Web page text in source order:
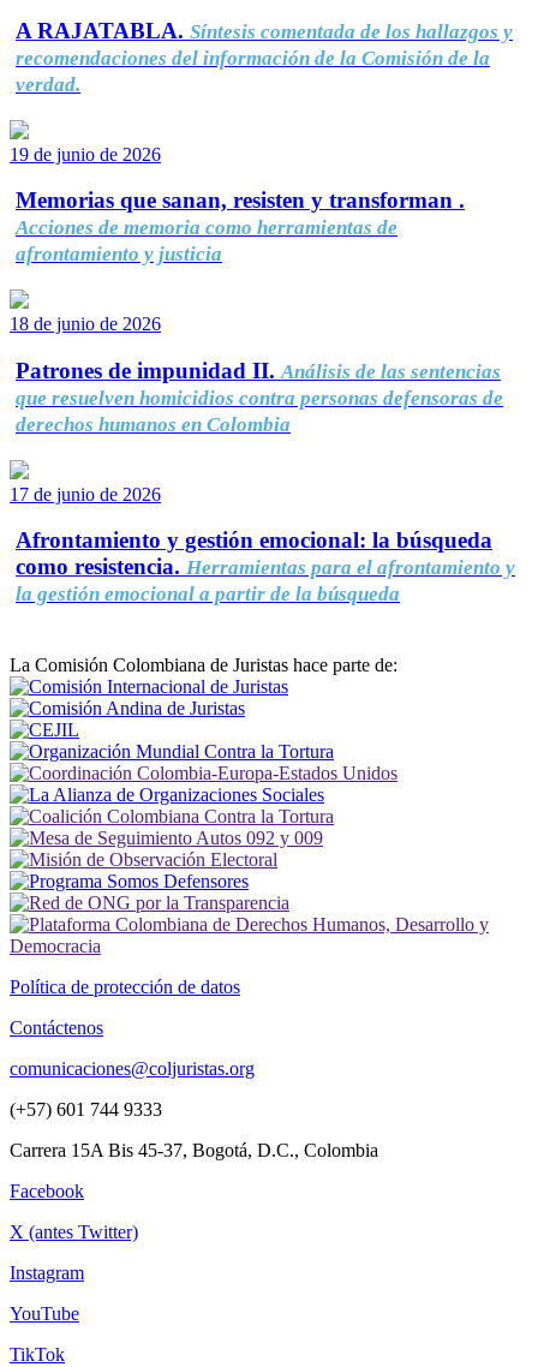
A RAJATABLA. Síntesis comentada de los hallazgos y
recomendaciones del información de la Comisión de la
verdad.
19 de junio de 2026
Memorias que sanan, resisten y transforman .
Acciones de memoria como herramientas de
afrontamiento y justicia
18 de junio de 2026
Patrones de impunidad II. Análisis de las sentencias
que resuelven homicidios contra personas defensoras de
derechos humanos en Colombia
17 de junio de 2026
Afrontamiento y gestión emocional: la búsqueda
como resistencia. Herramientas para el afrontamiento y
la gestión emocional a partir de la búsqueda
La Comisión Colombiana de Juristas hace parte de:
Política de protección de datos
Contáctenos
comunicaciones@coljuristas.org
(+57) 601 744 9333
Carrera 15A Bis 45-37, Bogotá, D.C., Colombia
Facebook
X (antes Twitter)
Instagram
YouTube
TikTok